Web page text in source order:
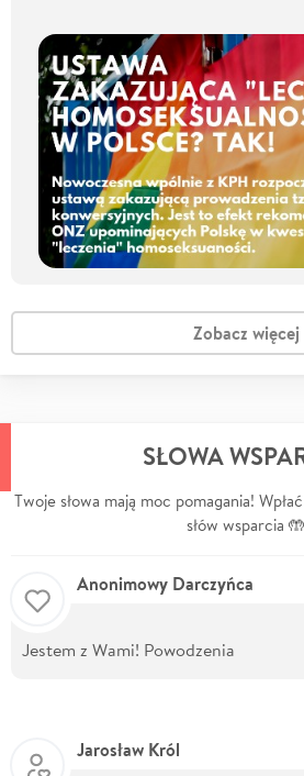
Zobacz więcej
SŁOWA
Twoje słowa mają moc pomagania!
słów wsparcia 🤲
Anonimowy Darczyńca
Jestem z Wami! Powodzenia
Jarosław Król